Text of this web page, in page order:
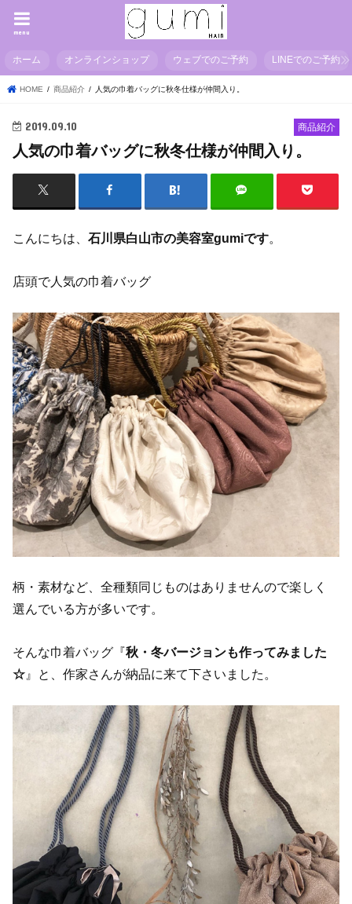
menu
ホーム オンラインショップ ウェブでのご予約 LINEでのご予約
HOME 商品紹介 人気の巾着バッグに秋冬仕様が仲間入り。
商品紹介
2019.09.10
人気の巾着バッグに秋冬仕様が仲間入り。
こんにちは、石川県白山市の美容室gumiです。
店頭で人気の巾着バッグ
柄・素材など、全種類同じものはありませんので楽しく
選んでいる方が多いです。
そんな巾着バッグ『秋・冬バージョンも作ってみました
☆ 』と、作家さんが納品に来て下さいました。